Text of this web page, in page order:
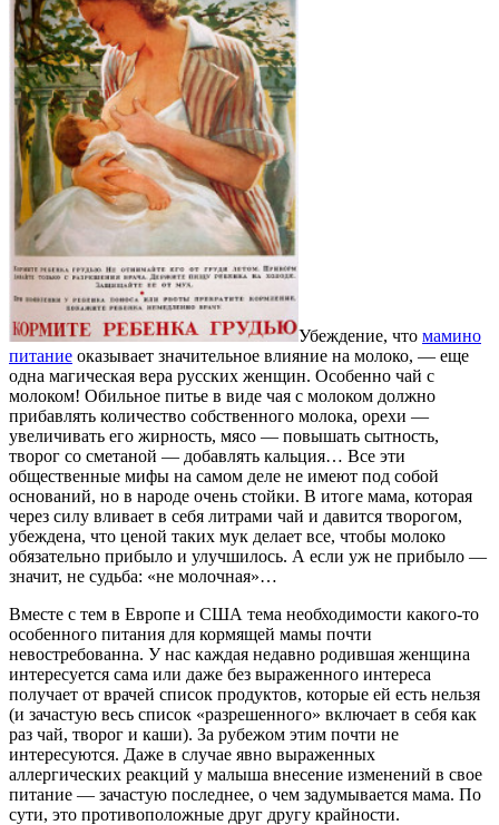
Убеждение, что мамино
питание оказывает значительное влияние на молоко, ― еще
одна магическая вера русских женщин. Особенно чай с
молоком! Обильное питье в виде чая с молоком должно
прибавлять количество собственного молока, орехи ―
увеличивать его жирность, мясо ― повышать сытность,
творог со сметаной ― добавлять кальция… Все эти
общественные мифы на самом деле не имеют под собой
оснований, но в народе очень стойки. В итоге мама, которая
через силу вливает в себя литрами чай и давится творогом,
убеждена, что ценой таких мук делает все, чтобы молоко
обязательно прибыло и улучшилось. А если уж не прибыло ―
значит, не судьба: «не молочная»…
Вместе с тем в Европе и США тема необходимости какого-то
особенного питания для кормящей мамы почти
невостребованна. У нас каждая недавно родившая женщина
интересуется сама или даже без выраженного интереса
получает от врачей список продуктов, которые ей есть нельзя
(и зачастую весь список «разрешенного» включает в себя как
раз чай, творог и каши). За рубежом этим почти не
интересуются. Даже в случае явно выраженных
аллергических реакций у малыша внесение изменений в свое
питание ― зачастую последнее, о чем задумывается мама. По
сути, это противоположные друг другу крайности.